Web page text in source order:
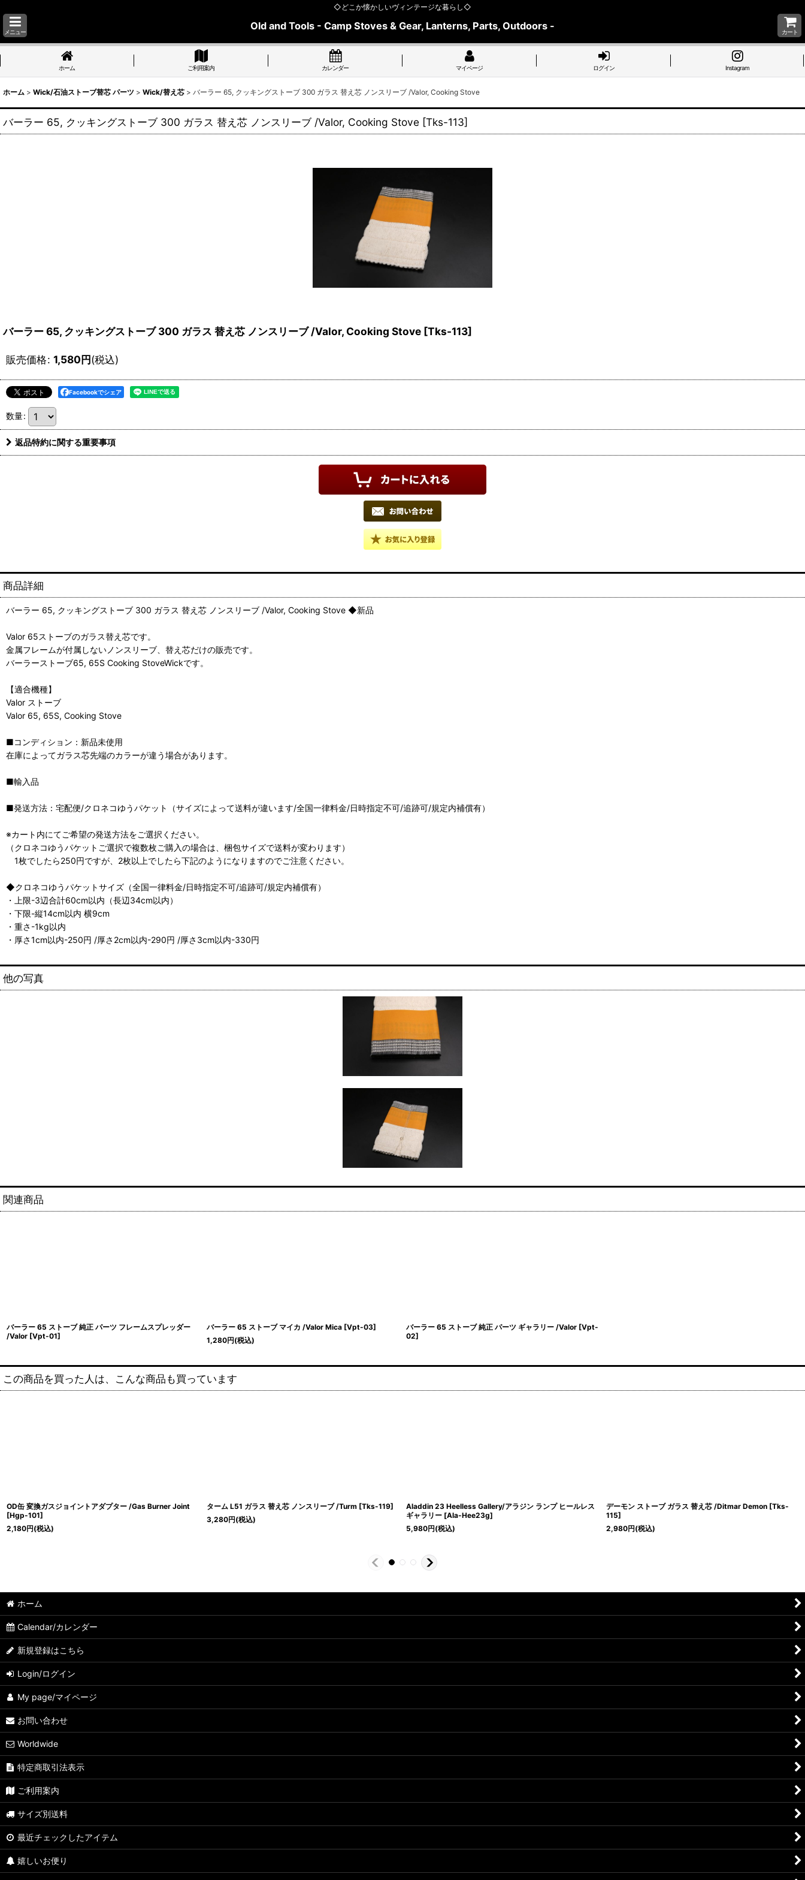
◇どこか懐かしいヴィンテージな暮らし◇
メニュー
Old and Tools - Camp Stoves & Gear, Lanterns, Parts, Outdoors -
カート
ホーム ご利用案内 カレンダー マイページ ログイン Instagram
ホーム > Wick/石油ストーブ替芯 パーツ > Wick/替え芯 > バーラー 65, クッキングストーブ 300 ガラス 替え芯 ノンスリーブ /Valor, Cooking Stove
バーラー 65, クッキングストーブ 300 ガラス 替え芯 ノンスリーブ /Valor, Cooking Stove [Tks-113]
バーラー 65, クッキングストーブ 300 ガラス 替え芯 ノンスリーブ /Valor, Cooking Stove [Tks-113]
販売価格: 1,580円(税込)
Facebookでシェア
数量:
返品特約に関する重要事項
商品詳細
バーラー 65, クッキングストーブ 300 ガラス 替え芯 ノンスリーブ /Valor, Cooking Stove ◆新品
Valor 65ストーブのガラス替え芯です。
金属フレームが付属しないノンスリーブ、替え芯だけの販売です。
バーラーストーブ65, 65S Cooking StoveWickです。
【適合機種】
Valor ストーブ
Valor 65, 65S, Cooking Stove
■コンディション：新品未使用
在庫によってガラス芯先端のカラーが違う場合があります。
■輸入品
■発送方法：宅配便/クロネコゆうパケット（サイズによって送料が違います/全国一律料金/日時指定不可/追跡可/規定内補償有）
※カート内にてご希望の発送方法をご選択ください。
（クロネコゆうパケットご選択で複数枚ご購入の場合は、梱包サイズで送料が変わります）
1枚でしたら250円ですが、2枚以上でしたら下記のようになりますのでご注意ください。
◆クロネコゆうパケットサイズ（全国一律料金/日時指定不可/追跡可/規定内補償有）
・上限-3辺合計60cm以内（長辺34cm以内）
・下限-縦14cm以内 横9cm
・重さ-1kg以内
・厚さ1cm以内-250円 /厚さ2cm以内-290円 /厚さ3cm以内-330円
他の写真
関連商品
バーラー 65 ストーブ 純正 パーツ フレームスプレッダー
/Valor [Vpt-01]
バーラー 65 ストーブ マイカ /Valor Mica [Vpt-03]
1,280円(税込)
バーラー 65 ストーブ 純正 パーツ ギャラリー /Valor [Vpt-
02]
この商品を買った人は、こんな商品も買っています
OD缶 変換ガスジョイントアダプター /Gas Burner Joint
[Hgp-101]
2,180円(税込)
ターム L51 ガラス 替え芯 ノンスリーブ /Turm [Tks-119]
3,280円(税込)
Aladdin 23 Heelless Gallery/アラジン ランプ ヒールレス
ギャラリー [Ala-Hee23g]
5,980円(税込)
デーモン ストーブ ガラス 替え芯 /Ditmar Demon [Tks-
115]
2,980円(税込)
ホーム
Calendar/カレンダー
新規登録はこちら
Login/ログイン
My page/マイページ
お問い合わせ
Worldwide
特定商取引法表示
ご利用案内
サイズ別送料
最近チェックしたアイテム
嬉しいお便り